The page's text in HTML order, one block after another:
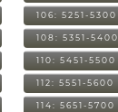
106: 5251-5300
108: 5351-5400
110: 5451-5500
112: 5551-5600
114: 5651-5700